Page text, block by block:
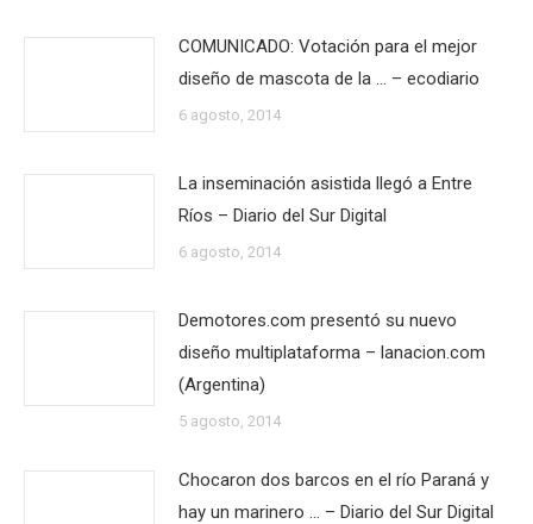
COMUNICADO: Votación para el mejor
diseño de mascota de la … – ecodiario
6 agosto, 2014
La inseminación asistida llegó a Entre
Ríos – Diario del Sur Digital
6 agosto, 2014
Demotores.com presentó su nuevo
diseño multiplataforma – lanacion.com
(Argentina)
5 agosto, 2014
Chocaron dos barcos en el río Paraná y
hay un marinero … – Diario del Sur Digital